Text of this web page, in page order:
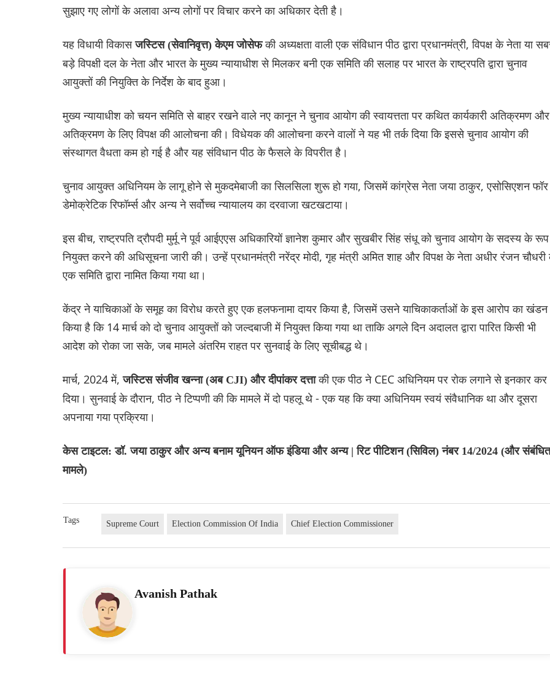
सुझाए गए लोगों के अलावा अन्य लोगों पर विचार करने का अधिकार देती है।
यह विधायी विकासजस्टिस (सेवानिवृत्त) केएम जोसेफकी अध्यक्षता वाली एक संविधान पीठ द्वारा प्रधानमंत्री, विपक्ष के नेता या
बड़े विपक्षी दल के नेता और भारत के मुख्य न्यायाधीश से मिलकर बनी एक समिति की सलाह पर भारत के राष्ट्रपति द्वारा चुनाव
आयुक्तों की नियुक्ति के निर्देश के बाद हुआ।
मुख्य न्यायाधीश को चयन समिति से बाहर रखने वाले नए कानून ने चुनाव आयोग की स्वायत्तता पर कथित कार्यकारी अतिक्रमण और
अतिक्रमण के लिए विपक्ष की आलोचना की। विधेयक की आलोचना करने वालों ने यह भी तर्क दिया कि इससे चुनाव आयोग की
संस्थागत वैधता कम हो गई है और यह संविधान पीठ के फैसले के विपरीत है।
चुनाव आयुक्त अधिनियम के लागू होने से मुकदमेबाजी का सिलसिला शुरू हो गया, जिसमें कांग्रेस नेता जया ठाकुर, एसोसिएशन फॉर
डेमोक्रेटिक रिफॉर्म्स और अन्य ने सर्वोच्च न्यायालय का दरवाजा खटखटाया।
इस बीच, राष्ट्रपति द्रौपदी मुर्मू ने पूर्व आईएएस अधिकारियों ज्ञानेश कुमार और सुखबीर सिंह संधू को चुनाव आयोग के सदस्य के
नियुक्त करने की अधिसूचना जारी की। उन्हें प्रधानमंत्री नरेंद्र मोदी, गृह मंत्री अमित शाह और विपक्ष के नेता अधीर रंजन चौधरी
एक समिति द्वारा नामित किया गया था।
केंद्र ने याचिकाओं के समूह का विरोध करते हुए एक हलफनामा दायर किया है, जिसमें उसने याचिकाकर्ताओं के इस आरोप का खंडन
किया है कि 14 मार्च को दो चुनाव आयुक्तों को जल्दबाजी में नियुक्त किया गया था ताकि अगले दिन अदालत द्वारा पारित किसी भी
आदेश को रोका जा सके, जब मामले अंतरिम राहत पर सुनवाई के लिए सूचीबद्ध थे।
मार्च, 2024 में,जस्टिस संजीव खन्ना (अब CJI) और दीपांकर दत्ताकी एक पीठ ने CEC अधिनियम पर रोक लगाने से इनकार कर
दिया। सुनवाई के दौरान, पीठ ने टिप्पणी की कि मामले में दो पहलू थे - एक यह कि क्या अधिनियम स्वयं संवैधानिक था और दूसरा
अपनाया गया प्रक्रिया।
केस टाइटल: डॉ. जया ठाकुर और अन्य बनाम यून‌ियन ऑफ इंडिया और अन्य | रिट पीटिशन (सिविल) नंबर 14/2024 (और संबंधित
मामले)
Tags Supreme Court Election Commission Of India Chief Election Commissioner
Avanish Pathak